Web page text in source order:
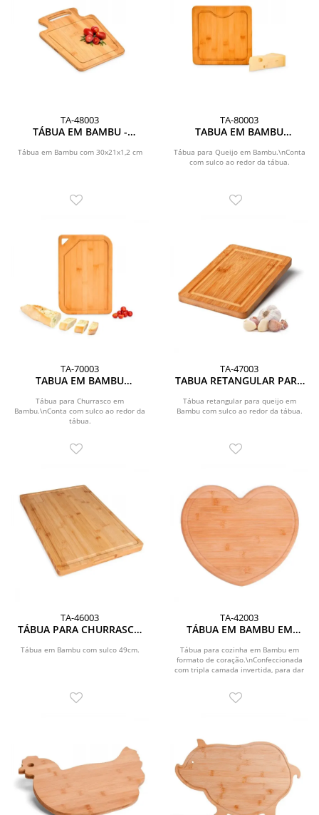
TA-48003
TÁBUA EM BAMBU -
Tábua em Bambu com 30x21x1,2 cm
TA-80003
TABUA EM BAMBU
Tábua para Queijo em Bambu.\nConta
com sulco ao redor da tábua.
TA-70003
TABUA EM BAMBU
Tábua para Churrasco em
Bambu.\nConta com sulco ao redor da
tábua.
TA-47003
TABUA RETANGULAR PARA
23X15X1,5CM
Tábua retangular para queijo em
Bambu com sulco ao redor da tábua.
TA-46003
TÁBUA PARA CHURRASCO
49X35X3CM
Tábua em Bambu com sulco 49cm.
TA-42003
TÁBUA EM BAMBU EM
Tábua para cozinha em Bambu em
formato de coração.\nConfeccionada
com tripla camada invertida, para dar